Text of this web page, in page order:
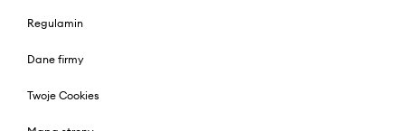
Regulamin
Dane firmy
Twoje Cookies